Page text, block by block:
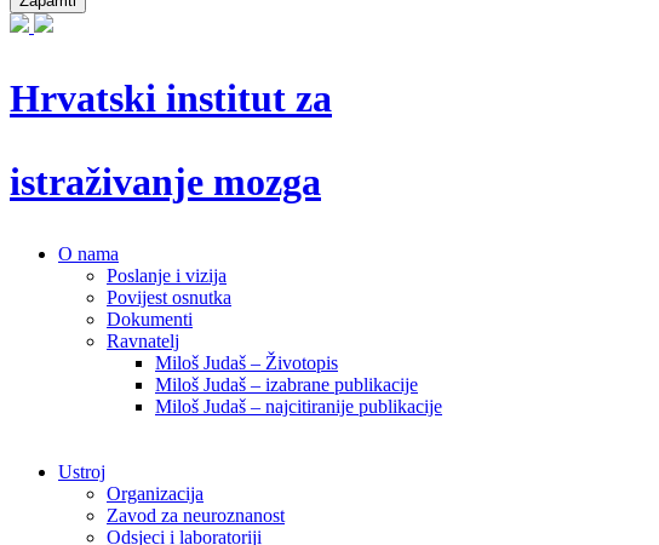
Hrvatski institut za
istraživanje mozga
O nama
Poslanje i vizija
Povijest osnutka
Dokumenti
Ravnatelj
Miloš Judaš – Životopis
Miloš Judaš – izabrane publikacije
Miloš Judaš – najcitiranije publikacije
Ustroj
Organizacija
Zavod za neuroznanost
Odsjeci i laboratoriji